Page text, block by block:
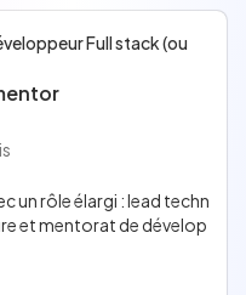
Full stack (ou
un rôle élargi : lead techn
et mentorat de dévelop
renseignée pour